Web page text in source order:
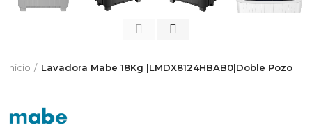
Inicio Lavadora Mabe 18Kg |LMDX8124HBAB0|Doble Pozo